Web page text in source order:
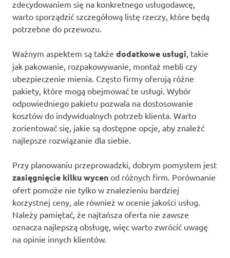
zdecydowaniem się na konkretnego usługodawcę,
warto sporządzić szczegółową listę rzeczy, które będą
potrzebne do przewozu.
Ważnym aspektem są także dodatkowe usługi, takie
jak pakowanie, rozpakowywanie, montaż mebli czy
ubezpieczenie mienia. Często firmy oferują różne
pakiety, które mogą obejmować te usługi. Wybór
odpowiedniego pakietu pozwala na dostosowanie
kosztów do indywidualnych potrzeb klienta. Warto
zorientować się, jakie są dostępne opcje, aby znaleźć
najlepsze rozwiązanie dla siebie.
Przy planowaniu przeprowadzki, dobrym pomysłem jest
zasięgnięcie kilku wycen od różnych firm. Porównanie
ofert pomoże nie tylko w znalezieniu bardziej
korzystnej ceny, ale również w ocenie jakości usług.
Należy pamiętać, że najtańsza oferta nie zawsze
oznacza najlepszą obsługę, więc warto zwrócić uwagę
na opinie innych klientów.